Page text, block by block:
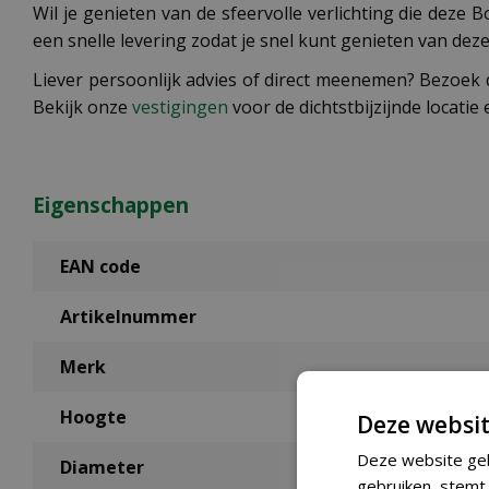
Wil je genieten van de sfeervolle verlichting die deze
een snelle levering zodat je snel kunt genieten van
Liever persoonlijk advies of direct meenemen?
Bekijk onze vestigingen voor de dichtstbijzijnde locatie
Eigenschappen
EAN code
Artikelnummer
Merk
Hoogte
Diameter
Deze
Deze website